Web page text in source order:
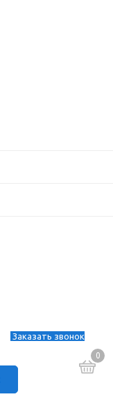
Заказать звонок
0